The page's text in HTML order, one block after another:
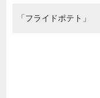
「フライドポテト」